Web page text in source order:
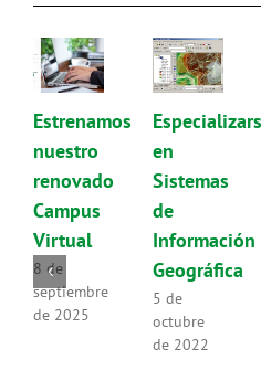
Estrenamos
nuestro
renovado
Campus
Virtual
8 de
septiembre
de 2025
en
Sistemas
de
Información
Geográfica
5 de
octubre
de 2022